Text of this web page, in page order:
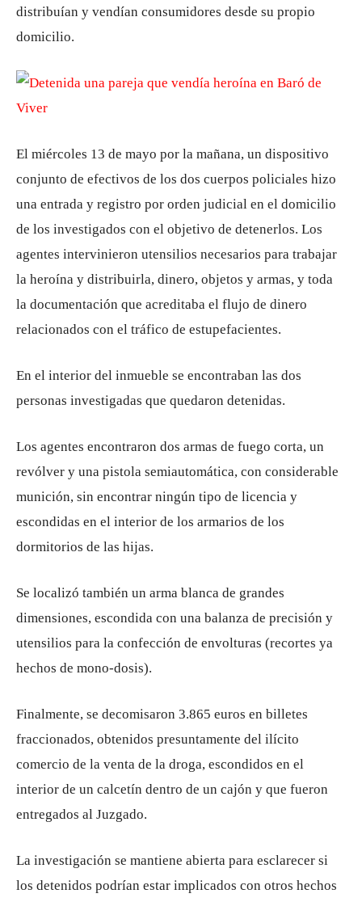
distribuían y vendían consumidores desde su propio
domicilio.
El miércoles 13 de mayo por la mañana, un dispositivo
conjunto de efectivos de los dos cuerpos policiales hizo
una entrada y registro por orden judicial en el domicilio
de los investigados con el objetivo de detenerlos. Los
agentes intervinieron utensilios necesarios para trabajar
la heroína y distribuirla, dinero, objetos y armas, y toda
la documentación que acreditaba el flujo de dinero
relacionados con el tráfico de estupefacientes.
En el interior del inmueble se encontraban las dos
personas investigadas que quedaron detenidas.
Los agentes encontraron dos armas de fuego corta, un
revólver y una pistola semiautomática, con considerable
munición, sin encontrar ningún tipo de licencia y
escondidas en el interior de los armarios de los
dormitorios de las hijas.
Se localizó también un arma blanca de grandes
dimensiones, escondida con una balanza de precisión y
utensilios para la confección de envolturas (recortes ya
hechos de mono-dosis).
Finalmente, se decomisaron 3.865 euros en billetes
fraccionados, obtenidos presuntamente del ilícito
comercio de la venta de la droga, escondidos en el
interior de un calcetín dentro de un cajón y que fueron
entregados al Juzgado.
La investigación se mantiene abierta para esclarecer si
los detenidos podrían estar implicados con otros hechos